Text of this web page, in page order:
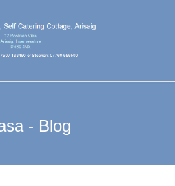
- Blog